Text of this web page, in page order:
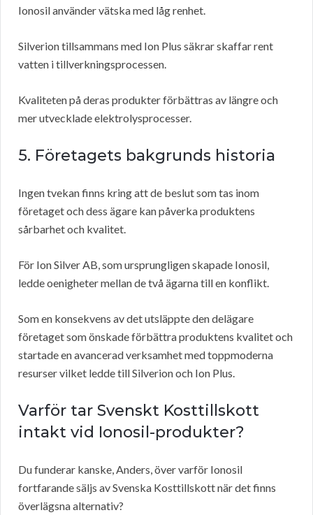
Ionosil använder vätska med låg renhet.
Silverion tillsammans med Ion Plus säkrar skaffar rent
vatten i tillverkningsprocessen.
Kvaliteten på deras produkter förbättras av längre och
mer utvecklade elektrolysprocesser.
5. Företagets bakgrunds historia
Ingen tvekan finns kring att de beslut som tas inom
företaget och dess ägare kan påverka produktens
sårbarhet och kvalitet.
För Ion Silver AB, som ursprungligen skapade Ionosil,
ledde oenigheter mellan de två ägarna till en konflikt.
Som en konsekvens av det utsläppte den delägare
företaget som önskade förbättra produktens kvalitet och
startade en avancerad verksamhet med toppmoderna
resurser vilket ledde till Silverion och Ion Plus.
Varför tar Svenskt Kosttillskott
intakt vid Ionosil-produkter?
Du funderar kanske, Anders, över varför Ionosil
fortfarande säljs av Svenska Kosttillskott när det finns
överlägsna alternativ?